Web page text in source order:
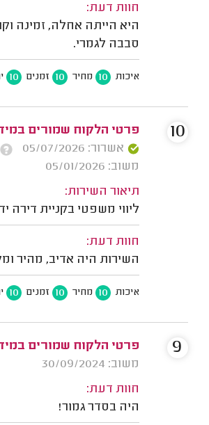
חוות דעת:
היא הייתה אחלה, זמינה
סבבה לגמרי.
איכות 10 מחיר 10 זמנים 10
פרטי הלקוח שמורים
אשרור: 05/07/2026
משוב: 05/01/2026
תיאור השירות:
ליווי משפטי בקניית דירה
חוות דעת:
השירות היה אדיב, מהיר
איכות 10 מחיר 10 זמנים 10
10
פרטי הלקוח שמורים
משוב: 30/09/2024
חוות דעת:
היה בסדר גמור!
9